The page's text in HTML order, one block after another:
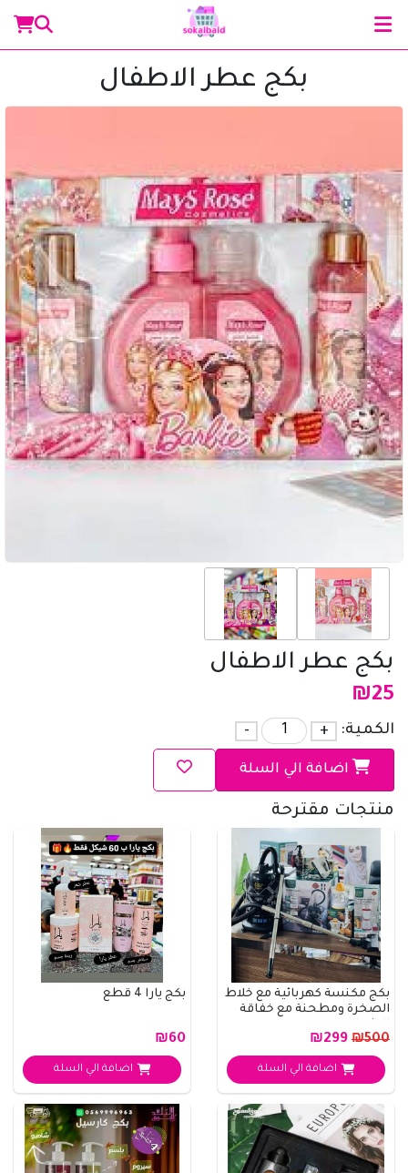
بكج عطر الاطفال
₪25
الكمية: +
-
اضافة الي السلة
بكج عطر الاطفال
منتجات مقترحة
بكج مكنسة كهربائية مع خلاط
الصخرة ومطحنة مع خفاقة
₪500
اضافة الي السلة
بكج يارا 4 قطع
₪60
اضافة الي السلة
مرحباً 👋 أنا مساعدك الذكي في سوق البلد.
كيف يمكنني مساعدتك؟ اكتب لي عن المنتج الذي
تبحث عنه.